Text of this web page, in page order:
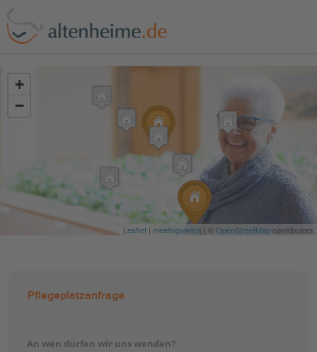
+
−
Leaflet | meetingswitch | ©OpenStreetMapcontributors
Pflegeplatzanfrage
An wen dürfen wir uns wenden?